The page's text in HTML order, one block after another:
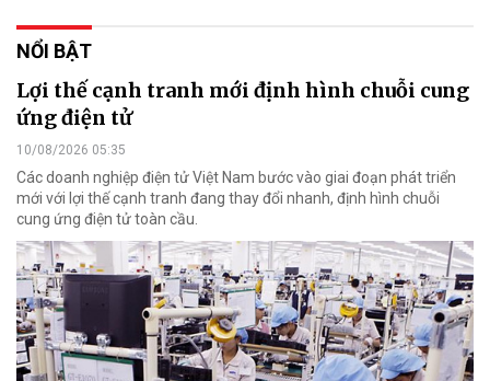
NỔI BẬT
Lợi thế cạnh tranh mới định hình chuỗi cung
ứng điện tử
10/08/2026 05:35
Các doanh nghiệp điện tử Việt Nam bước vào giai đoạn phát triển
mới với lợi thế cạnh tranh đang thay đổi nhanh, định hình chuỗi
cung ứng điện tử toàn cầu.